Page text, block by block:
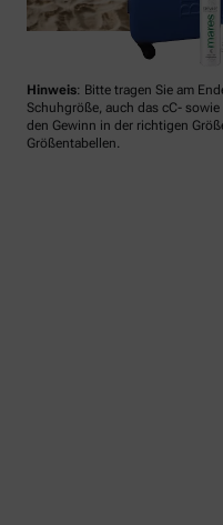
Hinweis: Bitte tragen Sie am
Schuhgröße, auch das cC-
den Gewinn in der richtigen
Größentabellen.